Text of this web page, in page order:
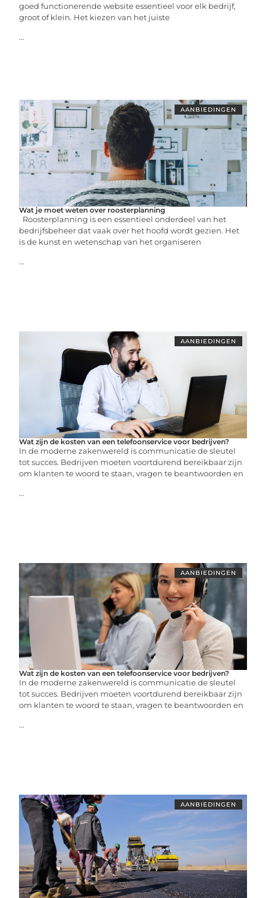
goed functionerende website essentieel voor elk bedrijf,
groot of klein. Het kiezen van het juiste
...
AANBIEDINGEN
Wat je moet weten over roosterplanning
Roosterplanning is een essentieel onderdeel van het
bedrijfsbeheer dat vaak over het hoofd wordt gezien. Het
is de kunst en wetenschap van het organiseren
...
AANBIEDINGEN
Wat zijn de kosten van een telefoonservice voor bedrijven?
In de moderne zakenwereld is communicatie de sleutel
tot succes. Bedrijven moeten voortdurend bereikbaar zijn
om klanten te woord te staan, vragen te beantwoorden en
...
AANBIEDINGEN
Wat zijn de kosten van een telefoonservice voor bedrijven?
In de moderne zakenwereld is communicatie de sleutel
tot succes. Bedrijven moeten voortdurend bereikbaar zijn
om klanten te woord te staan, vragen te beantwoorden en
...
AANBIEDINGEN